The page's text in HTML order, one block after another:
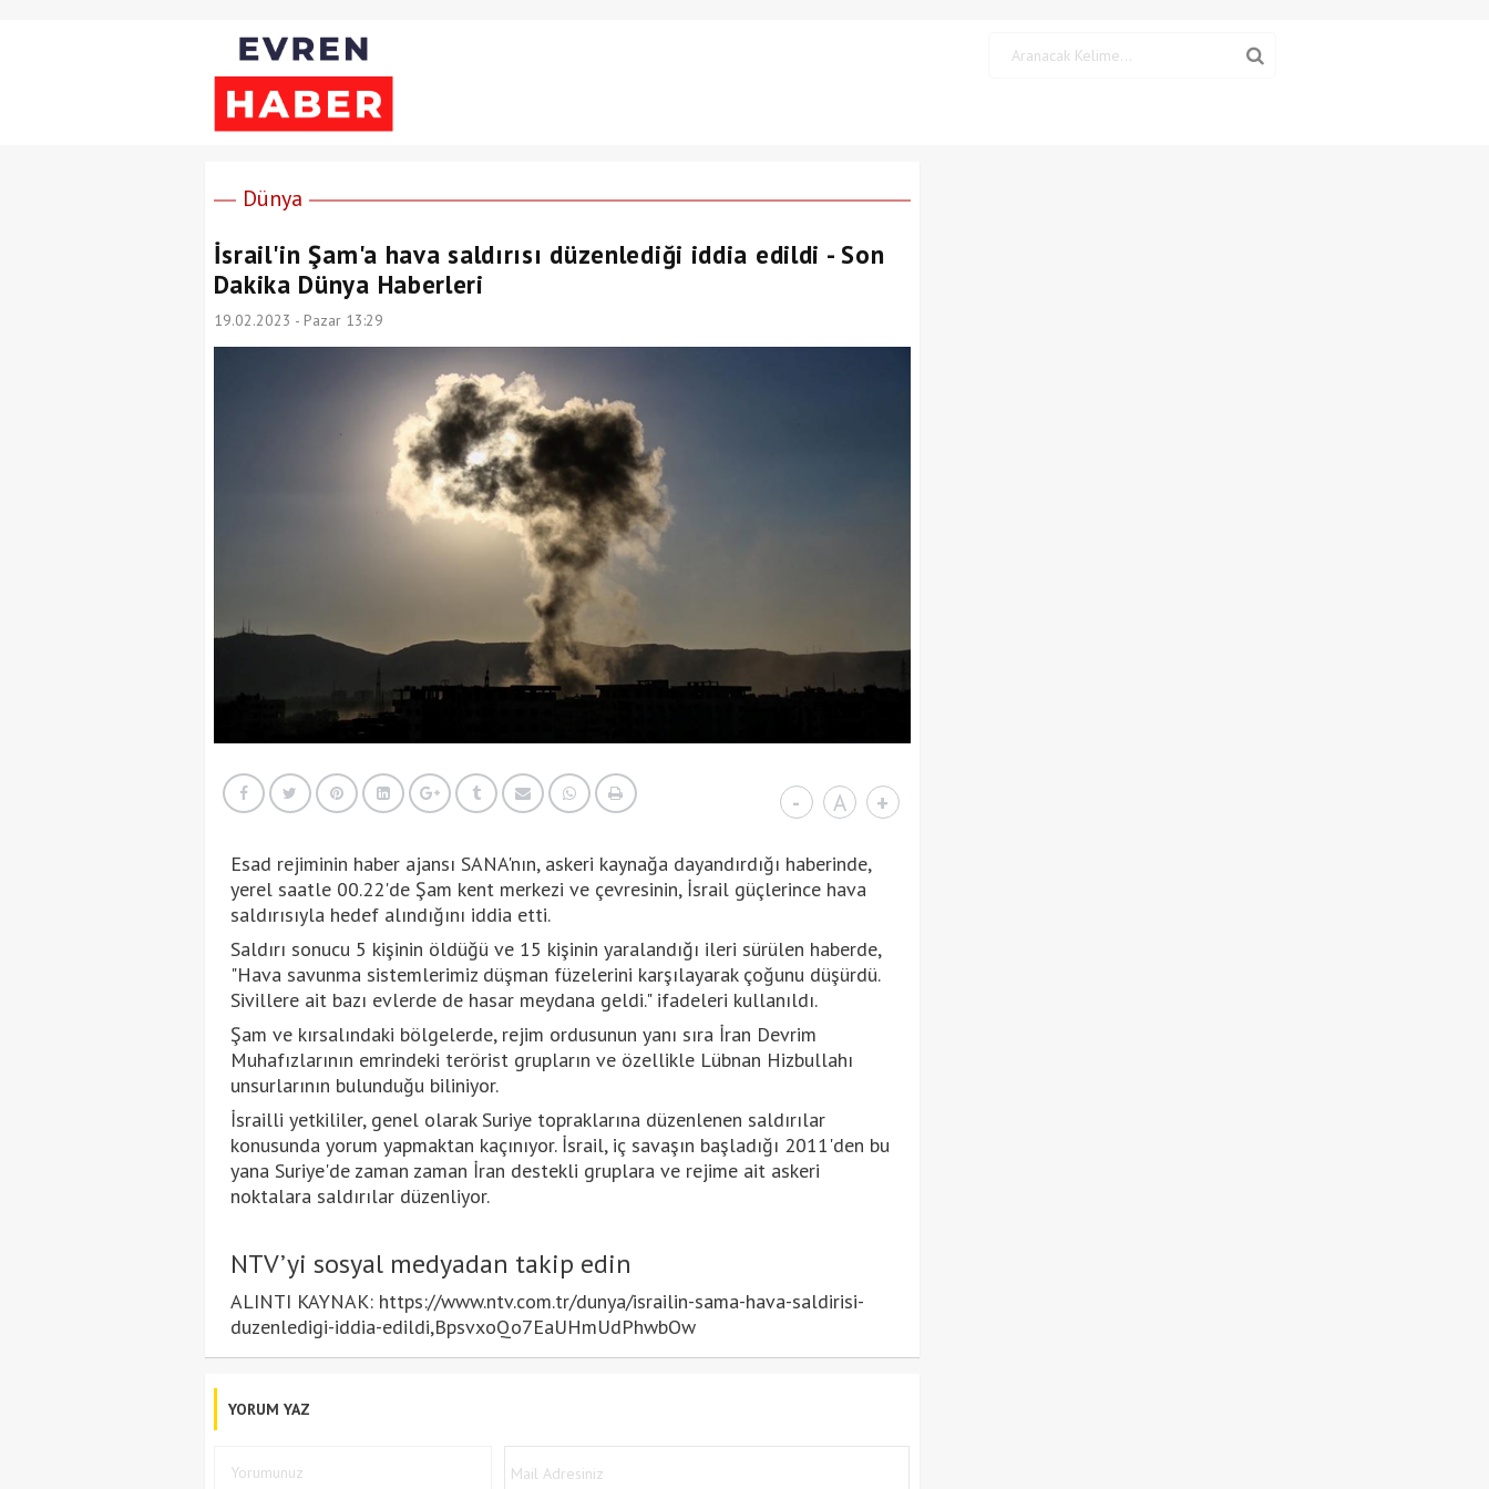
Dünya
İsrail'in Şam'a hava saldırısı düzenlediği iddia edildi - Son
Dakika Dünya Haberleri
19.02.2023 - Pazar 13:29
- A +
Esad rejiminin haber ajansı SANA'nın, askeri kaynağa dayandırdığı haberinde,
yerel saatle 00.22'de Şam kent merkezi ve çevresinin, İsrail güçlerince hava
saldırısıyla hedef alındığını iddia etti.
Saldırı sonucu 5 kişinin öldüğü ve 15 kişinin yaralandığı ileri sürülen haberde,
"Hava savunma sistemlerimiz düşman füzelerini karşılayarak çoğunu düşürdü.
Sivillere ait bazı evlerde de hasar meydana geldi." ifadeleri kullanıldı.
Şam ve kırsalındaki bölgelerde, rejim ordusunun yanı sıra İran Devrim
Muhafızlarının emrindeki terörist grupların ve özellikle Lübnan Hizbullahı
unsurlarının bulunduğu biliniyor.
İsrailli yetkililer, genel olarak Suriye topraklarına düzenlenen saldırılar
konusunda yorum yapmaktan kaçınıyor. İsrail, iç savaşın başladığı 2011'den bu
yana Suriye'de zaman zaman İran destekli gruplara ve rejime ait askeri
noktalara saldırılar düzenliyor.
NTV’yi sosyal medyadan takip edin
ALINTI KAYNAK: https://www.ntv.com.tr/dunya/israilin-sama-hava-saldirisi-
duzenledigi-iddia-edildi,BpsvxoQo7EaUHmUdPhwbOw
YORUM YAZ